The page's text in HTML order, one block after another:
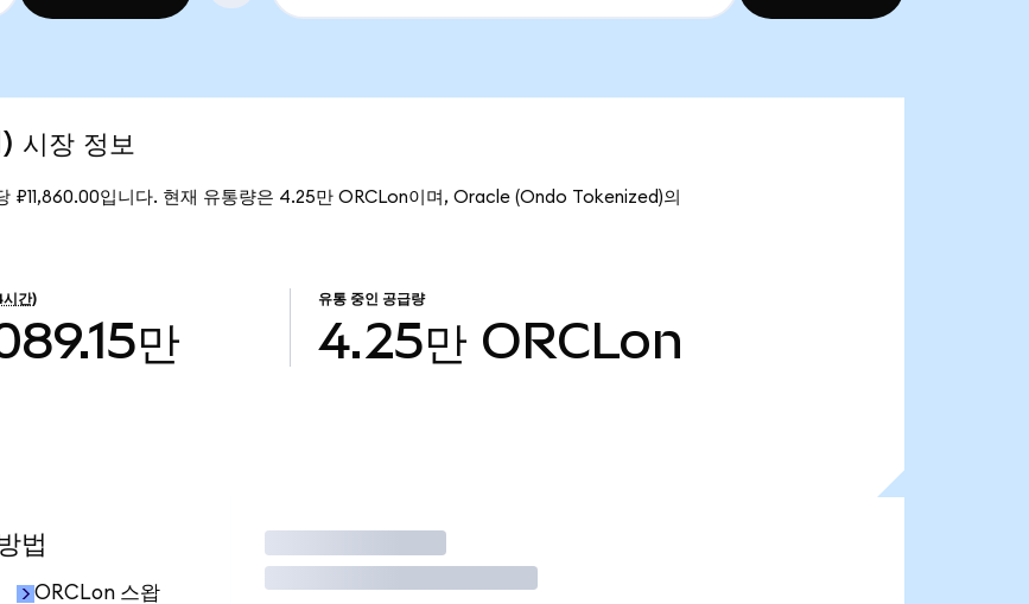
장 정보
입니다. 현재 유통량은 4.25만 ORCLon이며, Oracle (Ondo Tokenized)의
간)
만
유통 중인 공급량
4.25만 ORCLon
법
ORCLon 스왑
거래